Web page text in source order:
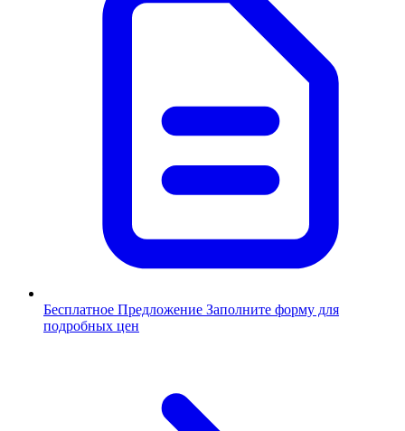
Бесплатное Предложение Заполните форму для
подробных цен